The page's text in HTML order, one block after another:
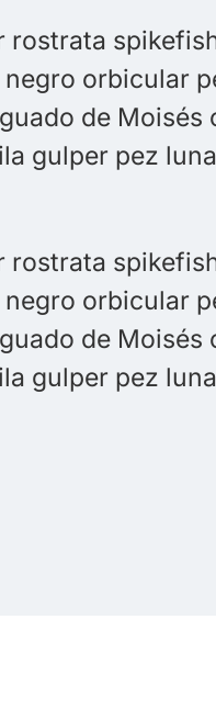
de lago.
europeo pez
characín
anguila
espada del
LLC